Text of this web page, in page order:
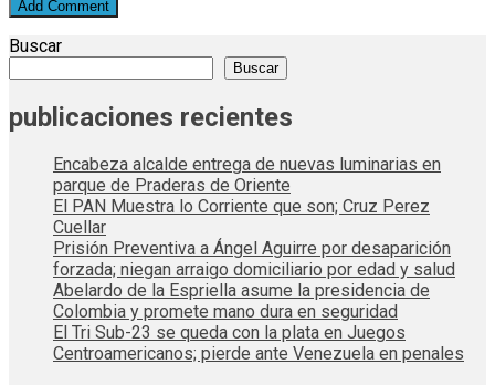
Buscar
Buscar
publicaciones recientes
Encabeza alcalde entrega de nuevas luminarias en
parque de Praderas de Oriente
El PAN Muestra lo Corriente que son; Cruz Perez
Cuellar
Prisión Preventiva a Ángel Aguirre por desaparición
forzada; niegan arraigo domiciliario por edad y salud
Abelardo de la Espriella asume la presidencia de
Colombia y promete mano dura en seguridad
El Tri Sub-23 se queda con la plata en Juegos
Centroamericanos; pierde ante Venezuela en penales